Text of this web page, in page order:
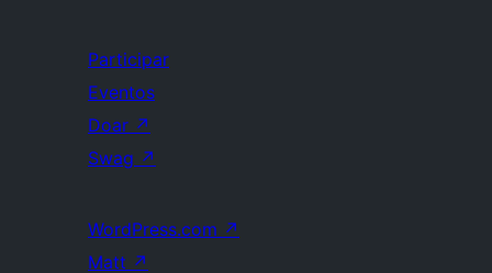
Participar
Eventos
Doar ↗
Swag ↗
WordPress.com ↗
Matt ↗